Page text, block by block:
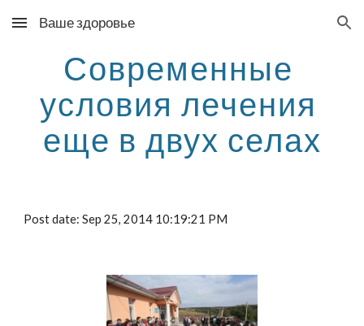
Skip to main content Skip to navigation
Ваше здоровье
Современные
условия лечения
еще в двух селах
Post date: Sep 25, 2014 10:19:21 PM